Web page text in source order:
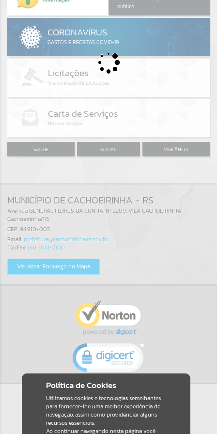
GALERIAS
Por favor, aguarde...
público.
SAÚDE SOCIAL VIGILÂNCIA
MUNICÍPIO DE CACHOEIRINHA - RS
Avenida GENERAL FLORES DA CUNHA, Nº 2209, VILA CACHOEIRINHA -
Cachoeirinha/RS
CEP: 94.910-003
Email: prefeitura@cachoeirinha.rs.gov.br
Tel/Fax:(51) 3041-7100
Visualizar Endereço no Mapa
Horário de Atendimento
Segunda-feira a Sexta-feira
Política de Cookies
Utilizamos cookies e tecnologias semelhantes
para fornecer-lhe uma melhor experiência de
navegação, assim como providenciar alguns
recursos essenciais.
Ao continuar navegando nesta página você